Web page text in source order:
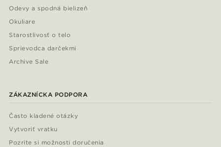
Odevy a spodná bielizeň
Okuliare
Starostlivosť o telo
Sprievodca darčekmi
Archive Sale
ZÁKAZNÍCKA PODPORA
Často kladené otázky
Vytvoriť vratku
Pozrite si možnosti doručenia